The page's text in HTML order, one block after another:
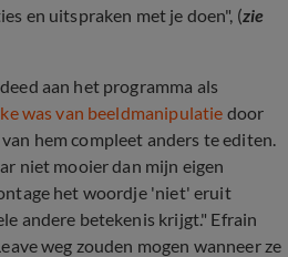
en uitspraken met je doen", (zie
aan het programma als
was van beeldmanipulatie door
hem compleet anders te editen.
niet mooier dan mijn eigen
het woordje 'niet' eruit
andere betekenis krijgt." Efrain
weg zouden mogen wanneer ze